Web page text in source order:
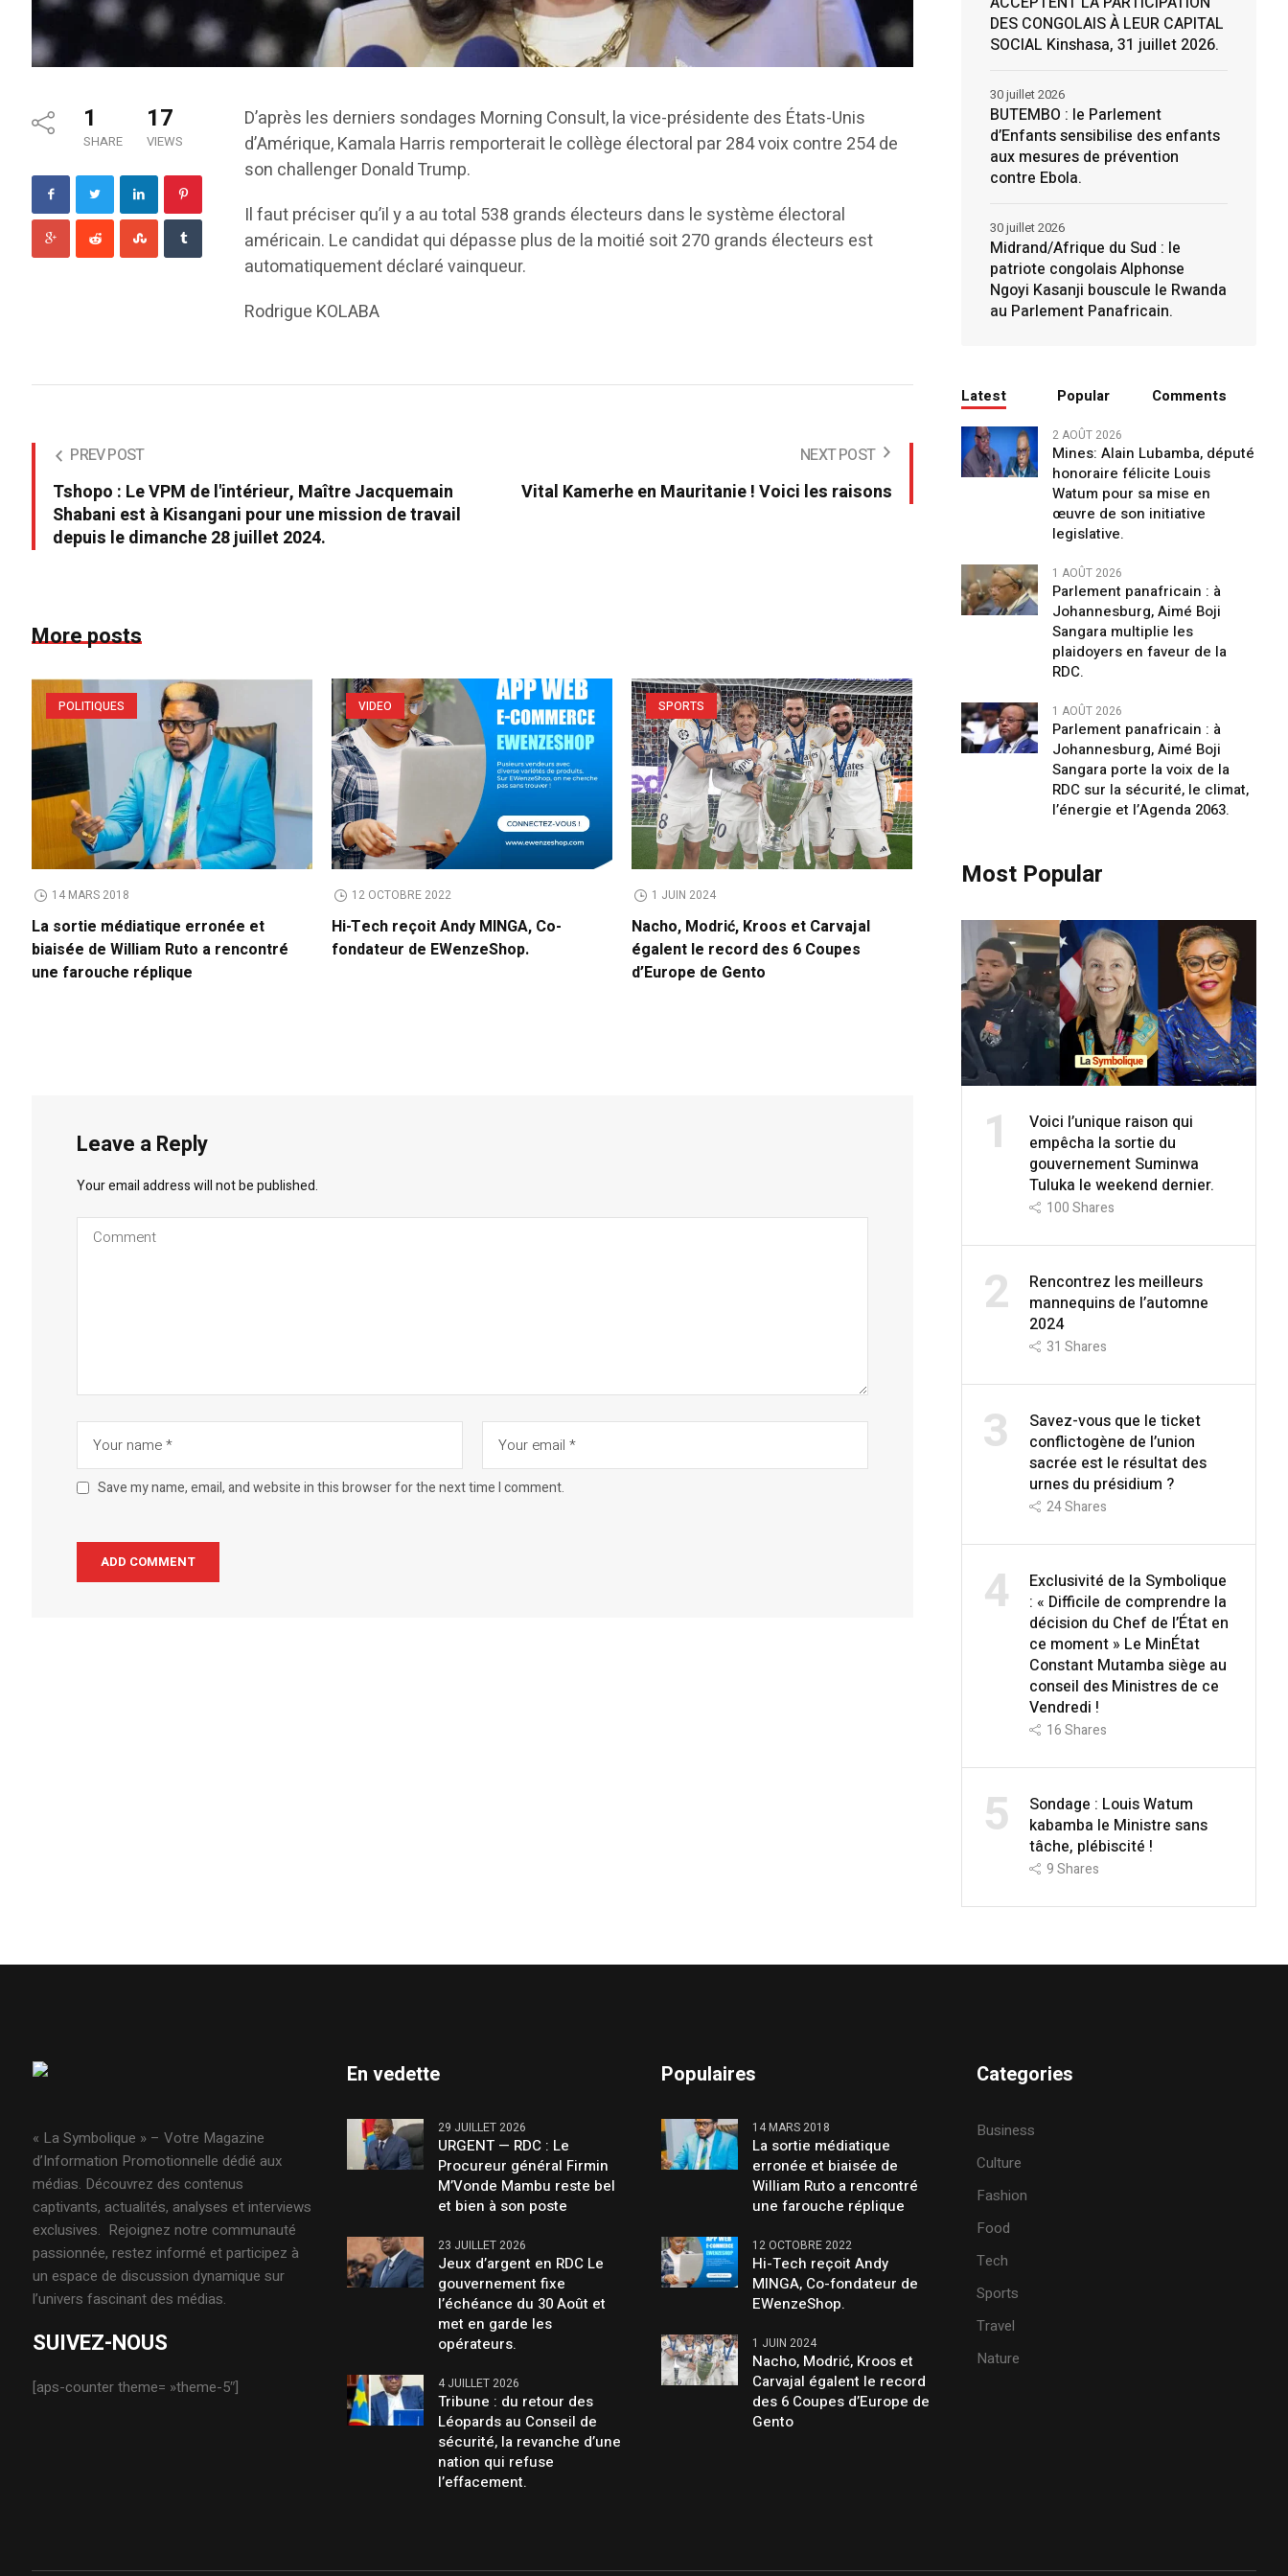
1
SHARE
17
VIEWS
D’après les derniers sondages Morning Consult, la vice-présidente des États-Unis
d’Amérique, Kamala Harris remporterait le collège électoral par 284 voix contre 254 de
son challenger Donald Trump.
Il faut préciser qu’il y a au total 538 grands électeurs dans le système électoral
américain. Le candidat qui dépasse plus de la moitié soit 270 grands électeurs est
automatiquement déclaré vainqueur.
Rodrigue KOLABA
PREV POST
Tshopo : Le VPM de l'intérieur, Maître Jacquemain
Shabani est à Kisangani pour une mission de travail
depuis le dimanche 28 juillet 2024.
NEXT POST
Vital Kamerhe en Mauritanie ! Voici les raisons
More posts
POLITIQUES
14 MARS 2018
La sortie médiatique erronée et
biaisée de William Ruto a rencontré
une farouche réplique
VIDEO
12 OCTOBRE 2022
Hi-Tech reçoit Andy MINGA, Co-
fondateur de EWenzeShop.
SPORTS
1 JUIN 2024
Nacho, Modrić, Kroos et Carvajal
égalent le record des 6 Coupes
d’Europe de Gento
Leave a Reply
Your email address will not be published.
Save my name, email, and website in this browser for the next time I comment.
DES CONGOLAIS À LEUR CAPITAL
SOCIAL Kinshasa, 31 juillet 2026.
BUTEMBO : le Parlement
d’Enfants sensibilise des enfants
aux mesures de prévention
contre Ebola.
30 juillet 2026
Midrand/Afrique du Sud : le
patriote congolais Alphonse
Ngoyi Kasanji bouscule le Rwanda
au Parlement Panafricain.
30 juillet 2026
Latest Popular Comments
2 AOÛT 2026
Mines: Alain Lubamba, député
honoraire félicite Louis
Watum pour sa mise en
œuvre de son initiative
legislative.
1 AOÛT 2026
Parlement panafricain : à
Johannesburg, Aimé Boji
Sangara multiplie les
plaidoyers en faveur de la
RDC.
1 AOÛT 2026
Parlement panafricain : à
Johannesburg, Aimé Boji
Sangara porte la voix de la
RDC sur la sécurité, le climat,
l’énergie et l’Agenda 2063.
Most Popular
1
Voici l’unique raison qui
empêcha la sortie du
gouvernement Suminwa
Tuluka le weekend dernier.
100Shares
2
Rencontrez les meilleurs
mannequins de l’automne
2024
31 Shares
3
Savez-vous que le ticket
conflictogène de l’union
sacrée est le résultat des
urnes du présidium ?
24Shares
4
Exclusivité de la Symbolique
: « Difficile de comprendre la
décision du Chef de l’État en
ce moment » Le MinÉtat
Constant Mutamba siège au
conseil des Ministres de ce
Vendredi !
16Shares
5
Sondage : Louis Watum
kabamba le Ministre sans
tâche, plébiscité !
9Shares
« La Symbolique » – Votre Magazine
d’Information Promotionnelle dédié aux
médias. Découvrez des contenus
captivants, actualités, analyses et interviews
exclusives. Rejoignez notre communauté
passionnée, restez informé et participez à
un espace de discussion dynamique sur
l’univers fascinant des médias.
SUIVEZ-NOUS
[aps-counter theme= »theme-5″]
En vedette
29 JUILLET 2026
URGENT — RDC : Le
Procureur général Firmin
M’Vonde Mambu reste bel
et bien à son poste
23 JUILLET 2026
Jeux d’argent en RDC Le
gouvernement fixe
l’échéance du 30 Août et
met en garde les
opérateurs.
4 JUILLET 2026
Tribune : du retour des
Léopards au Conseil de
sécurité, la revanche d’une
nation qui refuse
l’effacement.
Populaires
14 MARS 2018
La sortie médiatique
erronée et biaisée de
William Ruto a rencontré
une farouche réplique
12 OCTOBRE 2022
Hi-Tech reçoit Andy
MINGA, Co-fondateur de
EWenzeShop.
1 JUIN 2024
Nacho, Modrić, Kroos et
Carvajal égalent le record
des 6 Coupes d’Europe de
Gento
Categories
Business
Culture
Fashion
Food
Tech
Sports
Travel
Nature